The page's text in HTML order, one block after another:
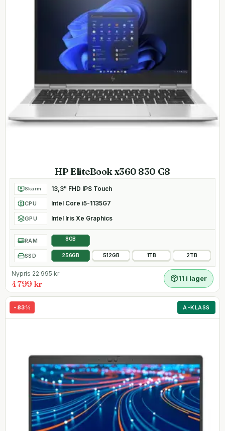
HP EliteBook x360 830 G8
Skärm 13,3" FHD IPS Touch
CPU Intel Core i5-1135G7
GPU Intel Iris Xe Graphics
RAM 8GB
SSD 256GB 512GB 1TB 2TB
Nypris 22 995kr
4 799 kr
11 i lager
- 83% A-KLASS